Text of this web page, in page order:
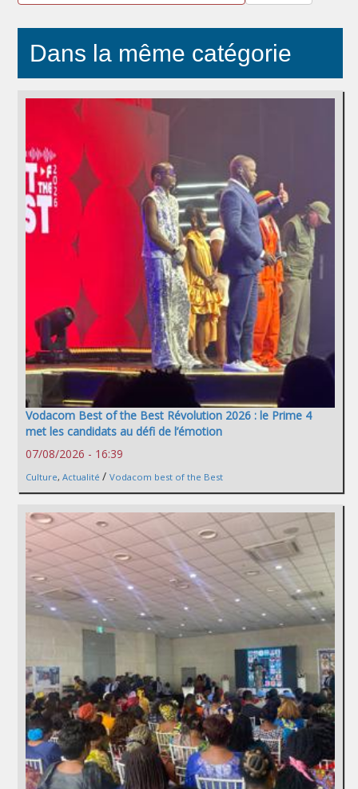
Dans la même catégorie
Vodacom Best of the Best Révolution 2026 : le Prime 4
met les candidats au défi de l’émotion
07/08/2026 - 16:39
Culture, Actualité / Vodacom best of the Best